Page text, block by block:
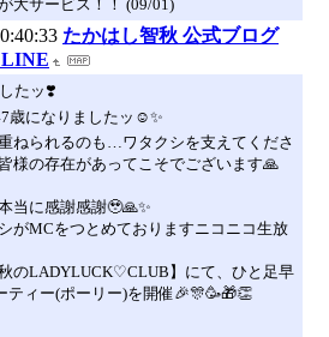
大サービス！！ (09/01)
たかはし智秋 公式ブログ
LINE
たッ❣️
歳になりましたッ☺️✨
ねられるのも…ワタクシを支えてくださ
様の存在があってこそでございます🙏
当に感謝感謝🥹🙏✨
がMCをつとめておりますニコニコ生放
秋のLADYLUCK♡CLUB】にて、ひと足早
ティー(ポーリー)を開催🎉🎊🥳🎁👏